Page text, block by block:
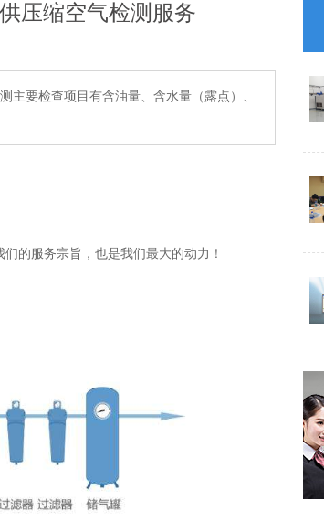
压缩空气检测服务
主要检查项目有含油量、含水量（露点）、
的服务宗旨，也是我们最大的动力！